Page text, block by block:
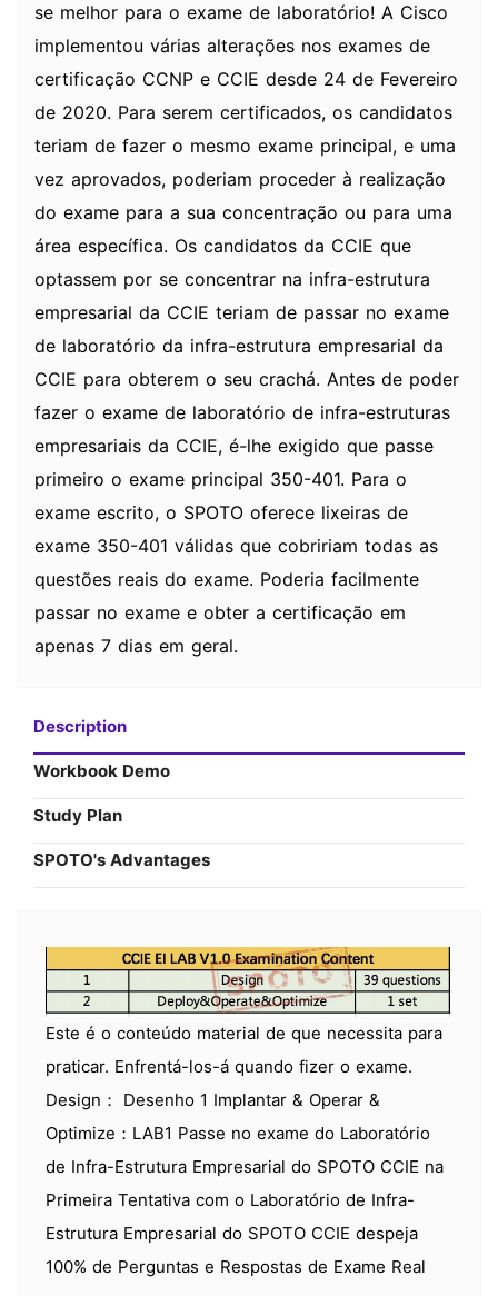
se melhor para o exame de laboratório! A Cisco
implementou várias alterações nos exames de
certificação CCNP e CCIE desde 24 de Fevereiro
de 2020. Para serem certificados, os candidatos
teriam de fazer o mesmo exame principal, e uma
vez aprovados, poderiam proceder à realização
do exame para a sua concentração ou para uma
área específica. Os candidatos da CCIE que
optassem por se concentrar na infra-estrutura
empresarial da CCIE teriam de passar no exame
de laboratório da infra-estrutura empresarial da
CCIE para obterem o seu crachá. Antes de poder
fazer o exame de laboratório de infra-estruturas
empresariais da CCIE, é-lhe exigido que passe
primeiro o exame principal 350-401. Para o
exame escrito, o SPOTO oferece lixeiras de
exame 350-401 válidas que cobririam todas as
questões reais do exame. Poderia facilmente
passar no exame e obter a certificação em
apenas 7 dias em geral.
Description
Workbook Demo
Study Plan
SPOTO's Advantages
Este é o conteúdo material de que necessita para
praticar. Enfrentá-los-á quando fizer o exame.
Design： Desenho 1 Implantar & Operar &
Optimize：LAB1 Passe no exame do Laboratório
de Infra-Estrutura Empresarial do SPOTO CCIE na
Primeira Tentativa com o Laboratório de Infra-
Estrutura Empresarial do SPOTO CCIE despeja
100% de Perguntas e Respostas de Exame Real